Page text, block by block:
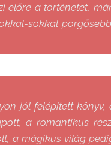
előre a történetet,
sokkal pörgősebb
jól felépített
a romantikus
a mágikus világ